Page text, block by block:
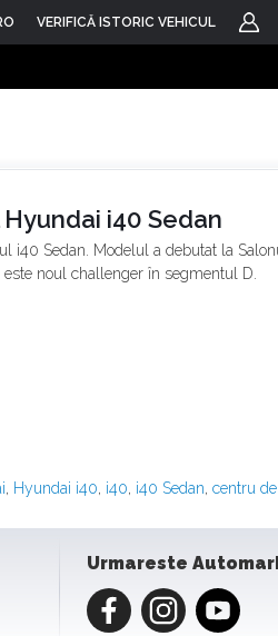
VERIFICĂ ISTORIC VEHICUL
i40 Sedan
i40 Sedan. Modelul a debutat la
noul challenger în segmentul D.
, Hyundai i40, i40, i40 Sedan, centru
Urmareste